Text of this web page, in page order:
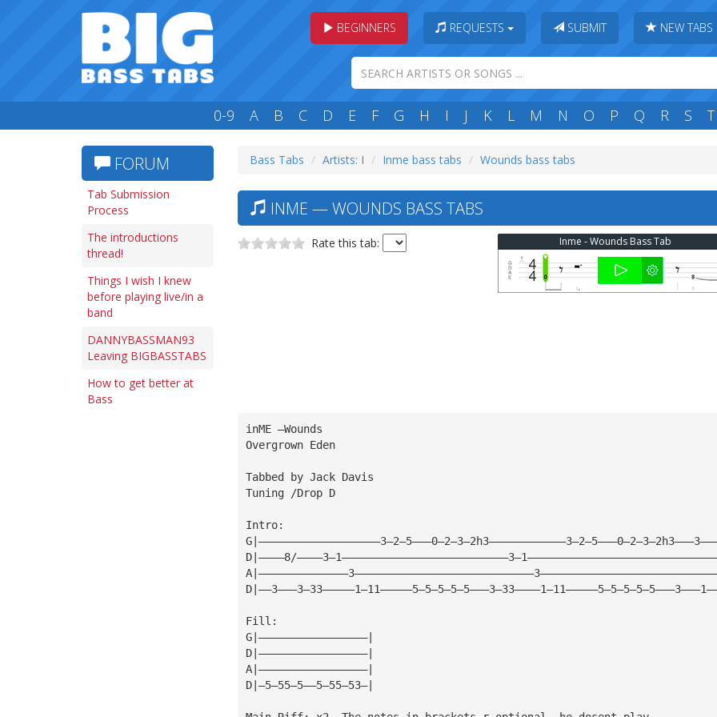
BEGINNERS REQUESTS SUBMIT NEW TABS
0-9 A B C D E F G H I J K L M N O P Q R S T
FORUM
Tab Submission
Process
The introductions
thread!
Things I wish I knew
before playing live/in a
band
DANNYBASSMAN93
Leaving BIGBASSTABS
How to get better at
Bass
Bass Tabs Artists: I Inme bass tabs Wounds bass tabs
INME — WOUNDS BASS TABS
Rate this tab: Inme - Wounds Bass Tab
inME —Wounds
Overgrown Eden
Tabbed by Jack Davis
Tuning /Drop D
Intro:
D|————8/
Fill:
G|—————————————————|
D|—————————————————|
A|—————————————————|
D|—5—55—5——5—55—53—|